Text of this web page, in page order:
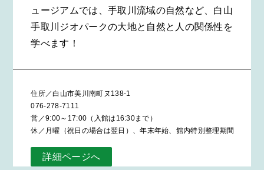
ュージアムでは、手取川流域の自然など、白山
手取川ジオパークの大地と自然と人の関係性を
学べます！
住所／白山市美川南町ヌ138-1
076-278-7111
営／9:00～17:00（入館は16:30まで）
休／月曜（祝日の場合は翌日）、年末年始、館内特別整理期間
詳細ページへ